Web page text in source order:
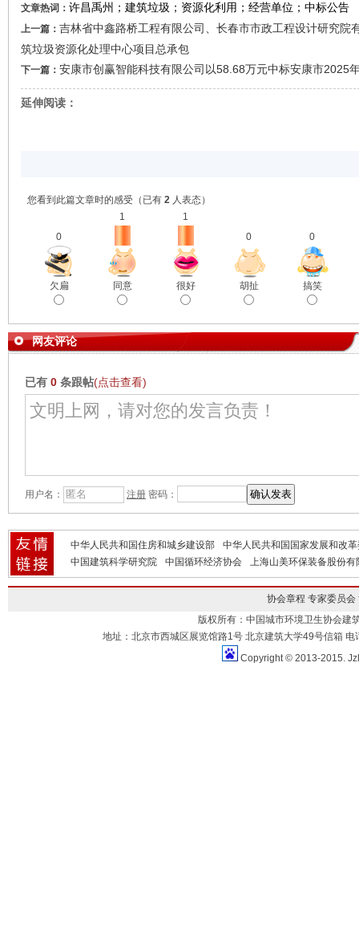
文章热词： 许昌禹州；建筑垃圾；资源化利用；经营单位；中标公告
上一篇： 吉林省中鑫路桥工程有限公司、长春市市政工程设计研究院
筑垃圾资源化处理中心项目总承包
下一篇： 安康市创赢智能科技有限公司以58.68万元中标安康市2025
延伸阅读：
您看到此篇文章时的感受 （已有 2 人表态）
0
欠扁
1
同意
1
很好
0
胡扯
0
搞笑
网友评论
已有 0 条跟帖(点击查看)
用户名： 注册 密码：
中华人民共和国住房和城乡建设部
中华人民共和国国家发展和改
中国建筑科学研究院
中国循环经济协会 上海山美环保装备股份有
协会章程 专家委员会
版权所有：中国城市环境卫生协会建
地址：北京市西城区展览馆路1号 北京建筑大学49号信箱
Copyright © 2013-2015.